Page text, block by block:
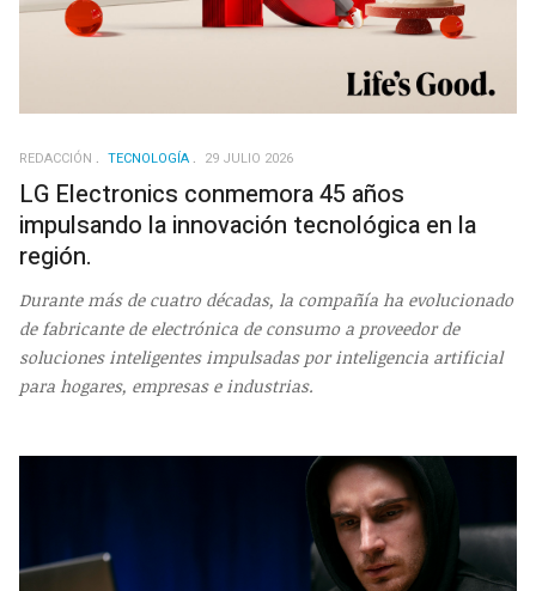
REDACCIÓN TECNOLOGÍA 29 JULIO 2026
LG Electronics conmemora 45 años
impulsando la innovación tecnológica en la
región.
Durante más de cuatro décadas, la compañía ha evolucionado
de fabricante de electrónica de consumo a proveedor de
soluciones inteligentes impulsadas por inteligencia artificial
para hogares, empresas e industrias.